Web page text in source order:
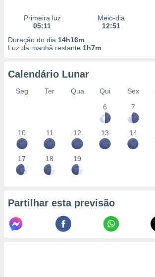
Primeira luz
05:11
Meio-dia
12:51
Duração do dia 14h16m
Luz da manhã restante 1h7m
Calendário Lunar
Seg Ter Qua Qui Sex
6
7
10 11 12 13 14
17 18 19
Partilhar esta previsão